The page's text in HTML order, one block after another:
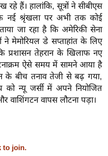
हैं। हालांकि, सूत्रों ने सीबीएस
नई श्रृंखला पर अभी तक कोई
जा रहा है कि अमेरिकी सेना
मेमोरियल डे सप्ताहांत के लिए
प्रशासन तेहरान के खिलाफ नए
ऐसे समय में सामने आया है
के बीच तनाव तेजी से बढ़ गया,
को न्यू जर्सी में अपने नियोजित
वाशिंगटन वापस लौटना पड़ा।
to join.